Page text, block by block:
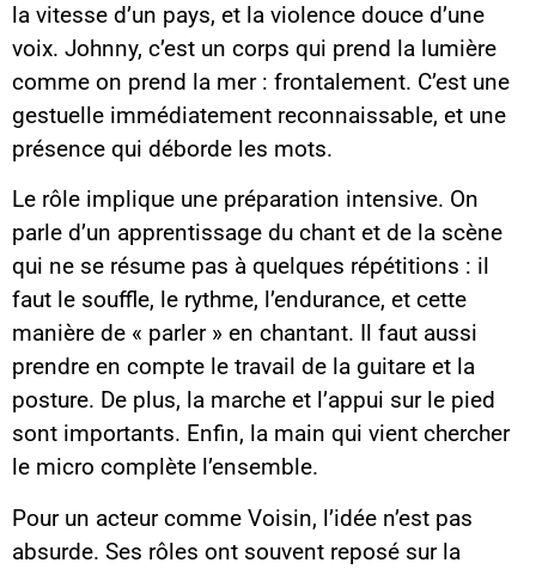
la vitesse d’un pays, et la violence douce d’une
voix. Johnny, c’est un corps qui prend la lumière
comme on prend la mer : frontalement. C’est une
gestuelle immédiatement reconnaissable, et une
présence qui déborde les mots.
Le rôle implique une préparation intensive. On
parle d’un apprentissage du chant et de la scène
qui ne se résume pas à quelques répétitions : il
faut le souffle, le rythme, l’endurance, et cette
manière de « parler » en chantant. Il faut aussi
prendre en compte le travail de la guitare et la
posture. De plus, la marche et l’appui sur le pied
sont importants. Enfin, la main qui vient chercher
le micro complète l’ensemble.
Pour un acteur comme Voisin, l’idée n’est pas
absurde. Ses rôles ont souvent reposé sur la